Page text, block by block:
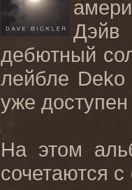
Дэйв
дебютный
лейбле Deko
уже
На этом
сочетаются